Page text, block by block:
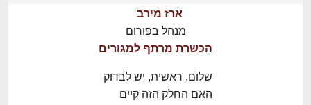
ארז מירב
מנהל בפורום
הכשרת מרתף למגורים
שלום, ראשית, יש לבדוק
האם החלק הזה קיים